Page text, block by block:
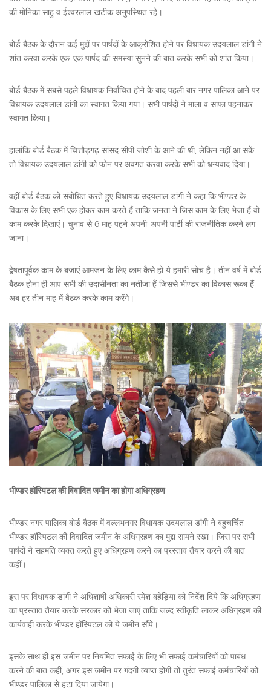
की मोनिका साहु व ईश्वरलाल खटीक अनुपस्थित रहे।
बोर्ड बैठक के दौरान कई मुद्दों पर पार्षदों के आक्रोशित होने पर विधायक उदयलाल डांगी ने
शांत करवा करके एक-एक पार्षद की समस्या सुनने की बात करके सभी को शांत किया।
बोर्ड बैठक में सबसे पहले विधायक निर्वाचित होने के बाद पहली बार नगर पालिका आने पर
विधायक उदयलाल डांगी का स्वागत किया गया। सभी पार्षदों ने माला व साफा पहनाकर
स्वागत किया।
हालांकि बोर्ड बैठक में चित्तौड़गढ़ सांसद सीपी जोशी के आने की थी, लेकिन नहीं आ सकें
तो विधायक उदयलाल डांगी को फोन पर अवगत करवा करके सभी को धन्यवाद दिया।
वहीं बोर्ड बैठक को संबोधित करते हुए विधायक उदयलाल डांगी ने कहा कि भीण्डर के
विकास के लिए सभी एक होकर काम करते हैं ताकि जनता ने जिस काम के लिए भेजा हैं वो
काम करके दिखाएं। चुनाव से 6 माह पहने अपनी-अपनी पार्टी की राजनीतिक करने लग
जाना।
द्वेषतापूर्वक काम के बजाएं आमजन के लिए काम कैसे हो ये हमारी सोच है। तीन वर्ष में बोर्ड
बैठक होना ही आप सभी की उदासीनता का नतीजा हैं जिससे भीण्डर का विकास रूका हैं
अब हर तीन माह में बैठक करके काम करेंगे।
भीण्डर हॉस्पिटल की विवादित जमीन का होगा अधिग्रहण
भीण्डर नगर पालिका बोर्ड बैठक में वल्लभनगर विधायक उदयलाल डांगी ने बहुचर्चित
भीण्डर हॉस्पिटल की विवादित जमीन के अधिग्रहण का मुद्दा सामने रखा। जिस पर सभी
पार्षदों ने सहमति व्यक्त करते हुए अधिग्रहण करने का प्रस्ताव तैयार करने की बात
कहीं।
इस पर विधायक डांगी ने अधिशाषी अधिकारी रमेश बहेड़िया को निर्देश दिये कि अधिग्रहण
का प्रस्ताव तैयार करके सरकार को भेजा जाएं ताकि जल्द स्वीकृति लाकर अधिग्रहण की
कार्यवाही करके भीण्डर हॉस्पिटल को ये जमीन सौंपे।
इसके साथ ही इस जमीन पर नियमित सफाई के लिए भी सफाई कर्मचारियों को पाबंध
करने की बात कहीं, अगर इस जमीन पर गंदगी व्याप्त होगी तो तुरंत सफाई कर्मचारियों को
भीण्डर पालिका से हटा दिया जायेगा।